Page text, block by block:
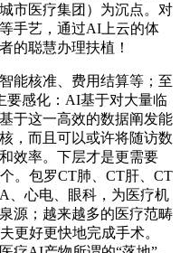
市医疗集团）为沉点。对
手艺，通过AI上云的体
的聪慧办理扶植！
核准、费用结算等；至
要感化：AI基于对大量临
于这一高效的数据阐发能
，而且可以或许将随访数
效率。下层才是更需要
。包罗CT肺、CT肝、CT
、心电、眼科，为医疗机
源；越来越多的医疗范畴
更好更快地完成手术。